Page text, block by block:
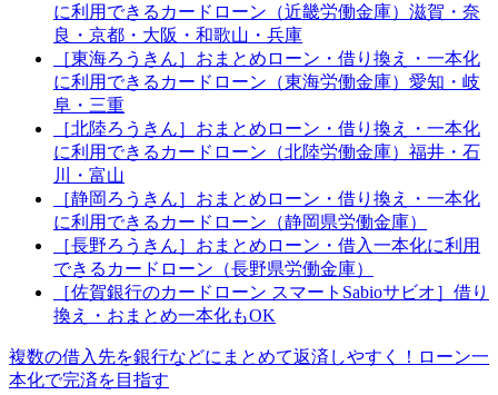
に利用できるカードローン（近畿労働金庫）滋賀・奈
良・京都・大阪・和歌山・兵庫
［東海ろうきん］おまとめローン・借り換え・一本化
に利用できるカードローン（東海労働金庫）愛知・岐
阜・三重
［北陸ろうきん］おまとめローン・借り換え・一本化
に利用できるカードローン（北陸労働金庫）福井・石
川・富山
［静岡ろうきん］おまとめローン・借り換え・一本化
に利用できるカードローン（静岡県労働金庫）
［長野ろうきん］おまとめローン・借入一本化に利用
できるカードローン（長野県労働金庫）
［佐賀銀行のカードローン スマートSabioサビオ］借り
換え・おまとめ一本化もOK
複数の借入先を銀行などにまとめて返済しやすく！ローン一
本化で完済を目指す